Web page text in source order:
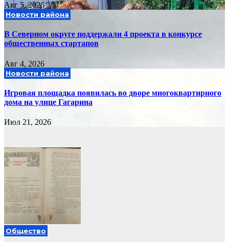
Авг 5, 2026
Новости района
В Северном округе поддержали 4 проекта в конкурсе
общественных стартапов
Авг 4, 2026
Новости района
Игровая площадка появилась во дворе многоквартирного
дома на улице Гагарина
Июл 21, 2026
Общество